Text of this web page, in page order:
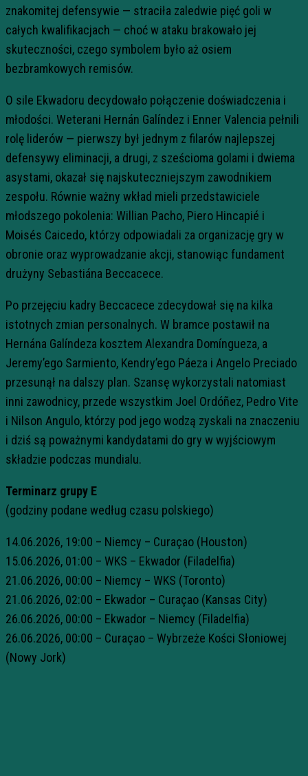
znakomitej defensywie — straciła zaledwie pięć goli w
całych kwalifikacjach — choć w ataku brakowało jej
skuteczności, czego symbolem było aż osiem
bezbramkowych remisów.
O sile Ekwadoru decydowało połączenie doświadczenia i
młodości. Weterani Hernán Galíndez i Enner Valencia pełnili
rolę liderów — pierwszy był jednym z filarów najlepszej
defensywy eliminacji, a drugi, z sześcioma golami i dwiema
asystami, okazał się najskuteczniejszym zawodnikiem
zespołu. Równie ważny wkład mieli przedstawiciele
młodszego pokolenia: Willian Pacho, Piero Hincapié i
Moisés Caicedo, którzy odpowiadali za organizację gry w
obronie oraz wyprowadzanie akcji, stanowiąc fundament
drużyny Sebastiána Beccacece.
Po przejęciu kadry Beccacece zdecydował się na kilka
istotnych zmian personalnych. W bramce postawił na
Hernána Galíndeza kosztem Alexandra Domíngueza, a
Jeremy’ego Sarmiento, Kendry’ego Páeza i Angelo Preciado
przesunął na dalszy plan. Szansę wykorzystali natomiast
inni zawodnicy, przede wszystkim Joel Ordóñez, Pedro Vite
i Nilson Angulo, którzy pod jego wodzą zyskali na znaczeniu
i dziś są poważnymi kandydatami do gry w wyjściowym
składzie podczas mundialu.
Terminarz grupy E
(godziny podane według czasu polskiego)
14.06.2026, 19:00 – Niemcy – Curaçao (Houston)
15.06.2026, 01:00 – WKS – Ekwador (Filadelfia)
21.06.2026, 00:00 – Niemcy – WKS (Toronto)
21.06.2026, 02:00 – Ekwador – Curaçao (Kansas City)
26.06.2026, 00:00 – Ekwador – Niemcy (Filadelfia)
26.06.2026, 00:00 – Curaçao – Wybrzeże Kości Słoniowej
(Nowy Jork)